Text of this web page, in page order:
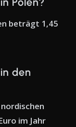
beträgt 1,45
den
im Jahr